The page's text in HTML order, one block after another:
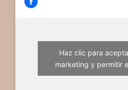
Haz clic para
marketing y permitir